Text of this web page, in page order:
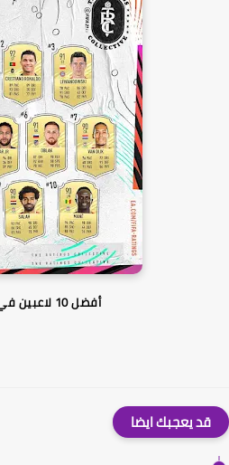
أفضل 10 لاعبين في فيفا 21
قد يعجبك ايضا